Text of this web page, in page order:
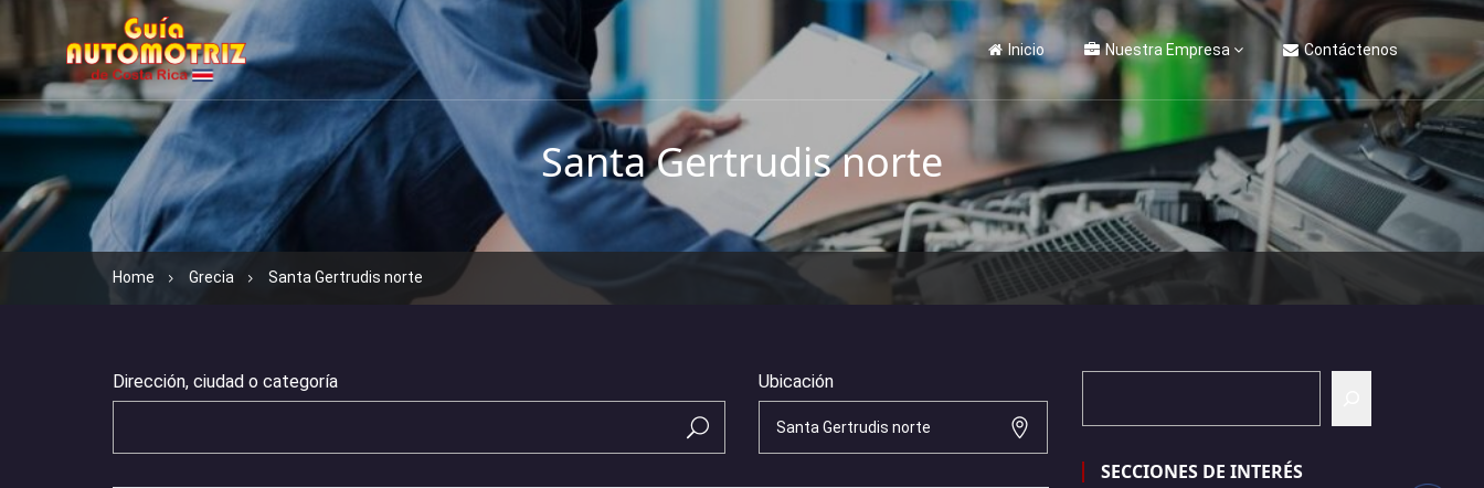
Inicio Nuestra Empresa Contáctenos
Santa Gertrudis norte
Home Grecia Santa Gertrudis norte
Dirección, ciudad o categoría Ubicación
SECCIONES DE INTERÉS